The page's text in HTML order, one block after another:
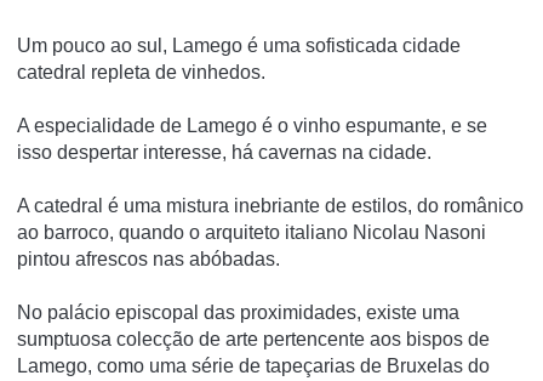
Um pouco ao sul, Lamego é uma sofisticada cidade
catedral repleta de vinhedos.
A especialidade de Lamego é o vinho espumante, e se
isso despertar interesse, há cavernas na cidade.
A catedral é uma mistura inebriante de estilos, do românico
ao barroco, quando o arquiteto italiano Nicolau Nasoni
pintou afrescos nas abóbadas.
No palácio episcopal das proximidades, existe uma
sumptuosa colecção de arte pertencente aos bispos de
Lamego, como uma série de tapeçarias de Bruxelas do